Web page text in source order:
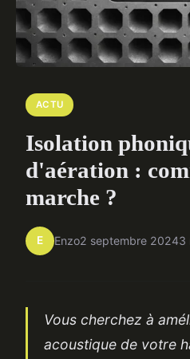
ACTU
Isolation
d'aération :
marche ?
E Enzo2 septembre 20243
Vous cherchez à
acoustique de votre